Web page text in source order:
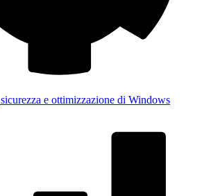
e ottimizzazione di Windows